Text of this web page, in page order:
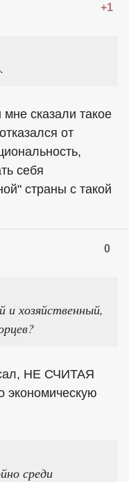
+1
сказали такое
от
себя
страны с такой
0
и хозяйственный,
НЕ СЧИТАЯ
среди